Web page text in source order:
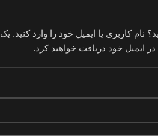
نام کاربری یا ایمیل خود را وارد کنید. یک
ایمیل خود دریافت خواهید کرد.